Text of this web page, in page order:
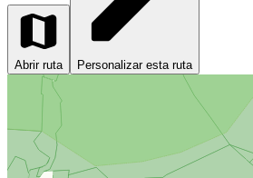
Abrir ruta Personalizar esta ruta